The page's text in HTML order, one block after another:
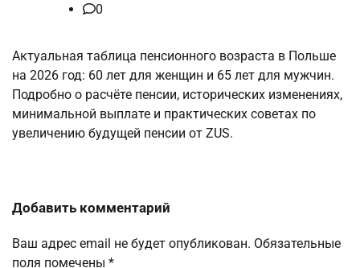
0
Актуальная таблица пенсионного возраста в Польше
на 2026 год: 60 лет для женщин и 65 лет для мужчин.
Подробно о расчёте пенсии, исторических изменениях,
минимальной выплате и практических советах по
увеличению будущей пенсии от ZUS.
Добавить комментарий
Ваш адрес email не будет опубликован. Обязательные
поля помечены *